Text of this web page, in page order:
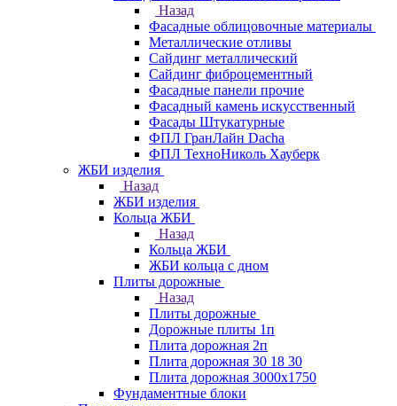
Назад
Фасадные облицовочные материалы
Металлические отливы
Сайдинг металлический
Сайдинг фиброцементный
Фасадные панели прочие
Фасадный камень искусственный
Фасады Штукатурные
ФПЛ ГранЛайн Dacha
ФПЛ ТехноНиколь Хауберк
ЖБИ изделия
Назад
ЖБИ изделия
Кольца ЖБИ
Назад
Кольца ЖБИ
ЖБИ кольца с дном
Плиты дорожные
Назад
Плиты дорожные
Дорожные плиты 1п
Плита дорожная 2п
Плита дорожная 30 18 30
Плита дорожная 3000х1750
Фундаментные блоки